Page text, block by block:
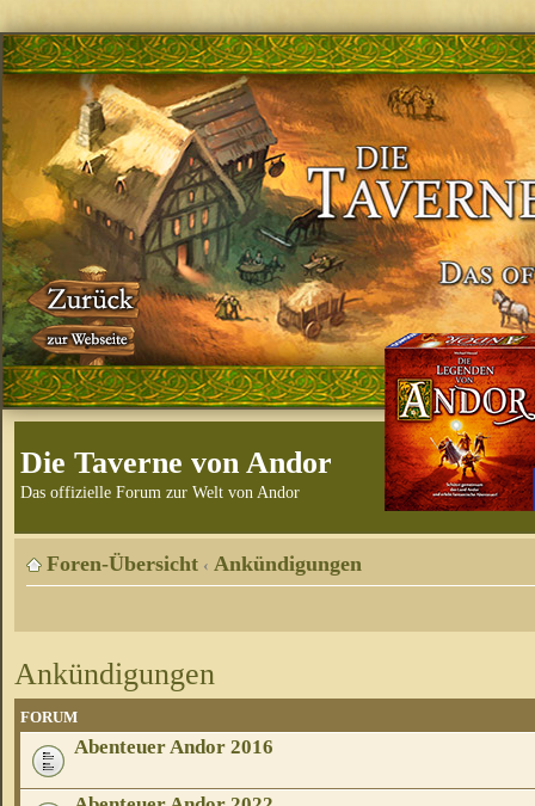
Die Taverne von Andor
Das offizielle Forum zur Welt von Andor
Foren-Übersicht ‹ Ankündigungen
Ankündigungen
FORUM
Abenteuer Andor 2016